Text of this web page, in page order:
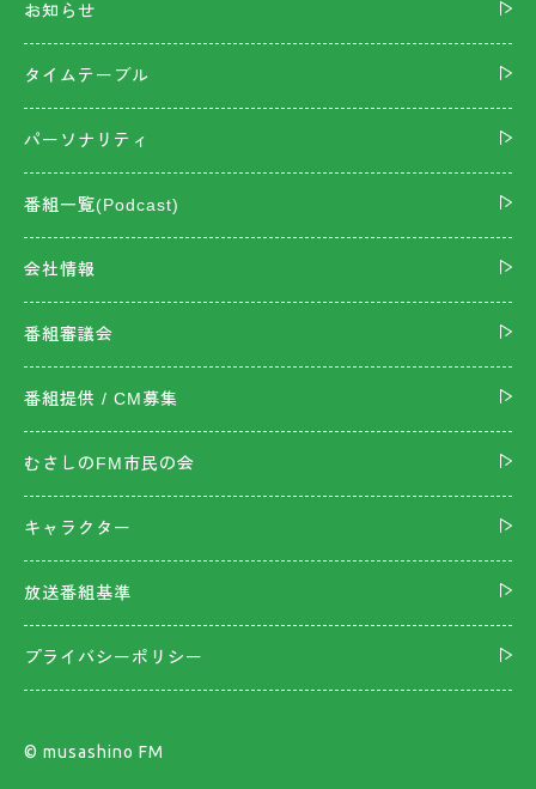
お知らせ
タイムテーブル
パーソナリティ
番組一覧(Podcast)
会社情報
番組審議会
番組提供 / CM募集
むさしのFM市民の会
キャラクター
放送番組基準
プライバシーポリシー
©︎ musashino FM